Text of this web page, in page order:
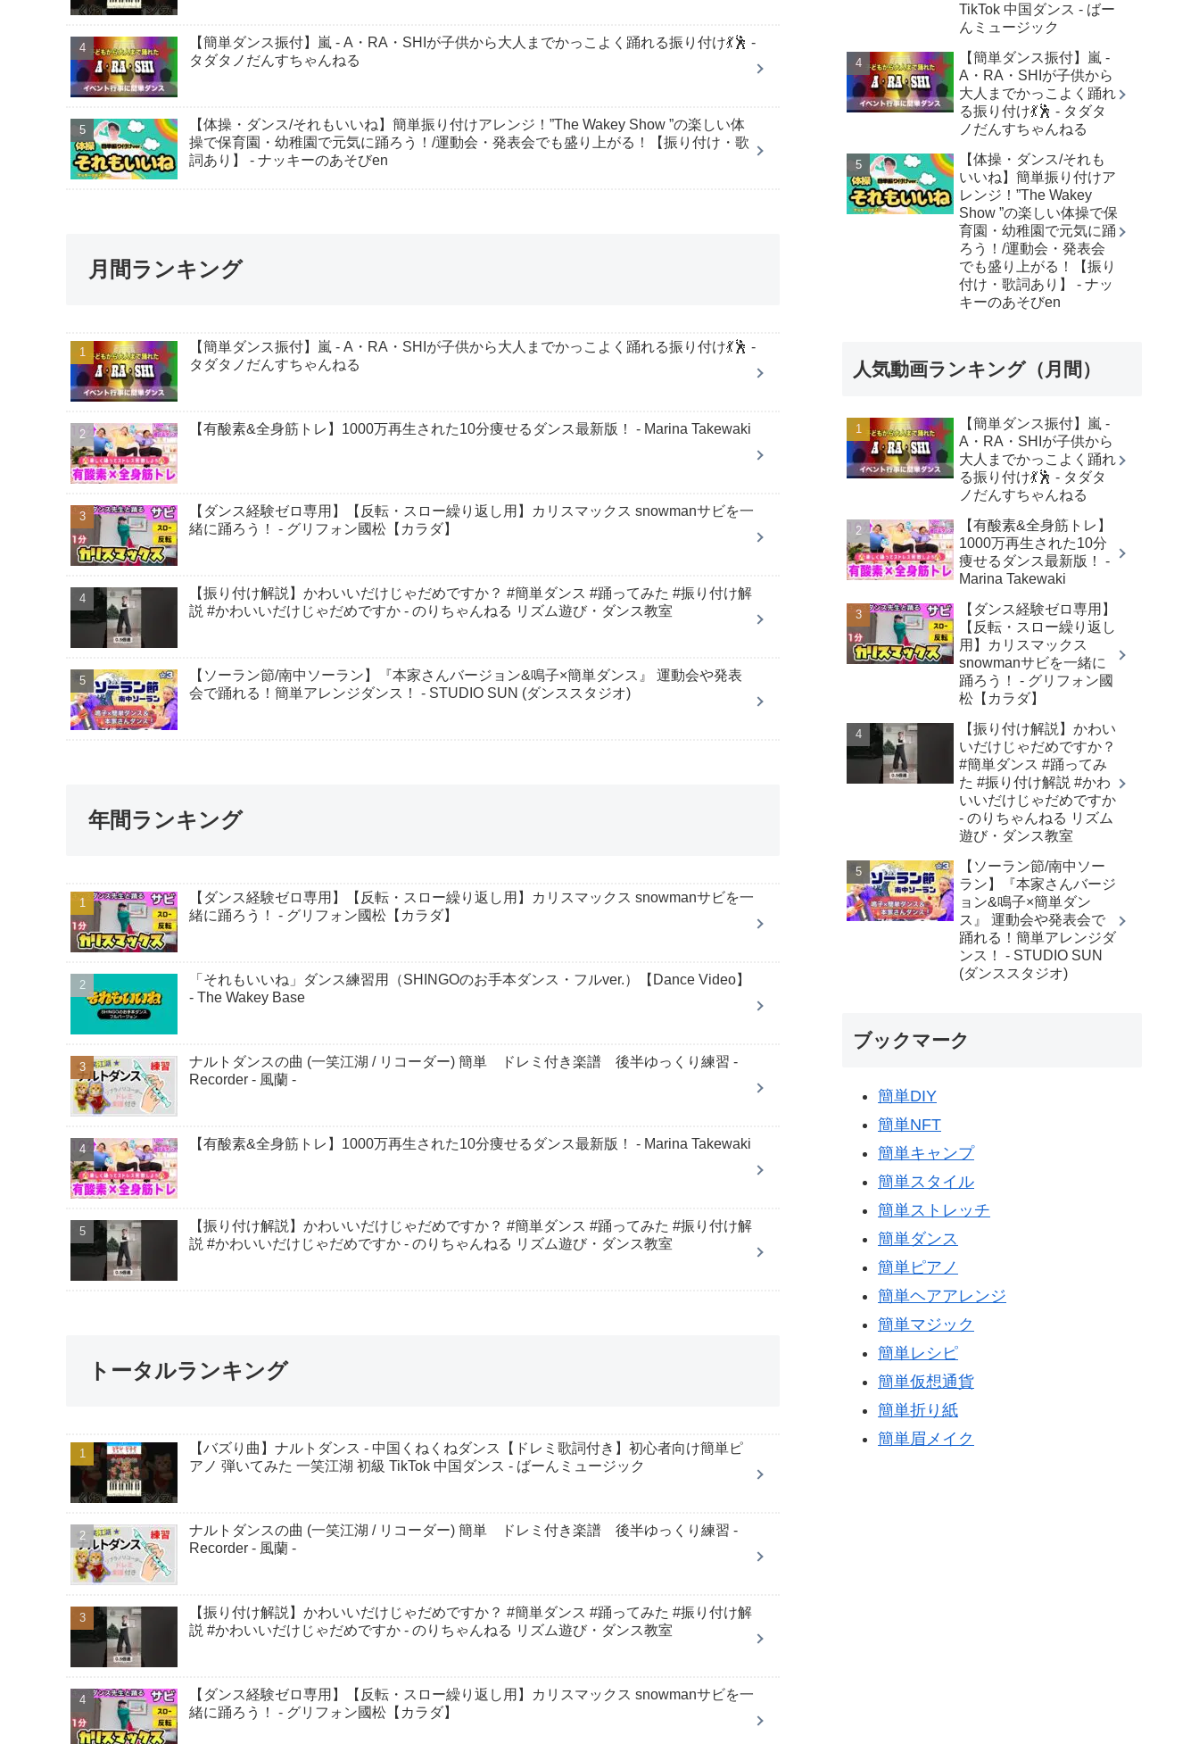
【簡単ダンス振付】嵐 - A・RA・SHIが子供から大人までかっこよく踊れる振り付け💃🕺 -
タダタノだんすちゃんねる
【体操・ダンス/それもいいね】簡単振り付けアレンジ！”The Wakey Show ”の楽しい体
操で保育園・幼稚園で元気に踊ろう！/運動会・発表会でも盛り上がる！【振り付け・歌
詞あり】 - ナッキーのあそびen
月間ランキング
【簡単ダンス振付】嵐 - A・RA・SHIが子供から大人までかっこよく踊れる振り付け💃🕺 -
タダタノだんすちゃんねる
【有酸素&全身筋トレ】1000万再生された10分痩せるダンス最新版！ - Marina Takewaki
【ダンス経験ゼロ専用】【反転・スロー繰り返し用】カリスマックス snowmanサビを一
緒に踊ろう！ - グリフォン國松【カラダ】
【振り付け解説】かわいいだけじゃだめですか？ #簡単ダンス #踊ってみた #振り付け解
説 #かわいいだけじゃだめですか - のりちゃんねる リズム遊び・ダンス教室
【ソーラン節/南中ソーラン】『本家さんバージョン&鳴子×簡単ダンス』 運動会や発表
会で踊れる！簡単アレンジダンス！ - STUDIO SUN (ダンススタジオ)
年間ランキング
【ダンス経験ゼロ専用】【反転・スロー繰り返し用】カリスマックス snowmanサビを一
緒に踊ろう！ - グリフォン國松【カラダ】
「それもいいね」ダンス練習用（SHINGOのお手本ダンス・フルver.）【Dance Video】
- The Wakey Base
ナルトダンスの曲 (一笑江湖 / リコーダー) 簡単 ドレミ付き楽譜 後半ゆっくり練習 -
Recorder - 風蘭 -
【有酸素&全身筋トレ】1000万再生された10分痩せるダンス最新版！ - Marina Takewaki
【振り付け解説】かわいいだけじゃだめですか？ #簡単ダンス #踊ってみた #振り付け解
説 #かわいいだけじゃだめですか - のりちゃんねる リズム遊び・ダンス教室
トータルランキング
【バズり曲】ナルトダンス - 中国くねくねダンス【ドレミ歌詞付き】初心者向け簡単ピ
アノ 弾いてみた 一笑江湖 初級 TikTok 中国ダンス - ばーんミュージック
ナルトダンスの曲 (一笑江湖 / リコーダー) 簡単 ドレミ付き楽譜 後半ゆっくり練習 -
Recorder - 風蘭 -
【振り付け解説】かわいいだけじゃだめですか？ #簡単ダンス #踊ってみた #振り付け解
説 #かわいいだけじゃだめですか - のりちゃんねる リズム遊び・ダンス教室
【ダンス経験ゼロ専用】【反転・スロー繰り返し用】カリスマックス snowmanサビを一
緒に踊ろう！ - グリフォン國松【カラダ】
TikTok 中国ダンス - ばー
んミュージック
【簡単ダンス振付】嵐 -
A・RA・SHIが子供から
大人までかっこよく踊れ
る振り付け💃🕺 - タダタ
ノだんすちゃんねる
【体操・ダンス/それも
いいね】簡単振り付けア
レンジ！”The Wakey
Show ”の楽しい体操で保
育園・幼稚園で元気に踊
ろう！/運動会・発表会
でも盛り上がる！【振り
付け・歌詞あり】 - ナッ
キーのあそびen
人気動画ランキング（月間）
【簡単ダンス振付】嵐 -
A・RA・SHIが子供から
大人までかっこよく踊れ
る振り付け💃🕺 - タダタ
ノだんすちゃんねる
【有酸素&全身筋トレ】
1000万再生された10分
痩せるダンス最新版！ -
Marina Takewaki
【ダンス経験ゼロ専用】
【反転・スロー繰り返し
用】カリスマックス
snowmanサビを一緒に
踊ろう！ - グリフォン國
松【カラダ】
【振り付け解説】かわい
いだけじゃだめですか？
#簡単ダンス #踊ってみ
た #振り付け解説 #かわ
いいだけじゃだめですか
- のりちゃんねる リズム
遊び・ダンス教室
【ソーラン節/南中ソー
ラン】『本家さんバージ
ョン&鳴子×簡単ダン
ス』 運動会や発表会で
踊れる！簡単アレンジダ
ンス！ - STUDIO SUN
(ダンススタジオ)
ブックマーク
簡単DIY
簡単NFT
簡単キャンプ
簡単スタイル
簡単ストレッチ
簡単ダンス
簡単ピアノ
簡単ヘアアレンジ
簡単マジック
簡単レシピ
簡単仮想通貨
簡単折り紙
簡単眉メイク